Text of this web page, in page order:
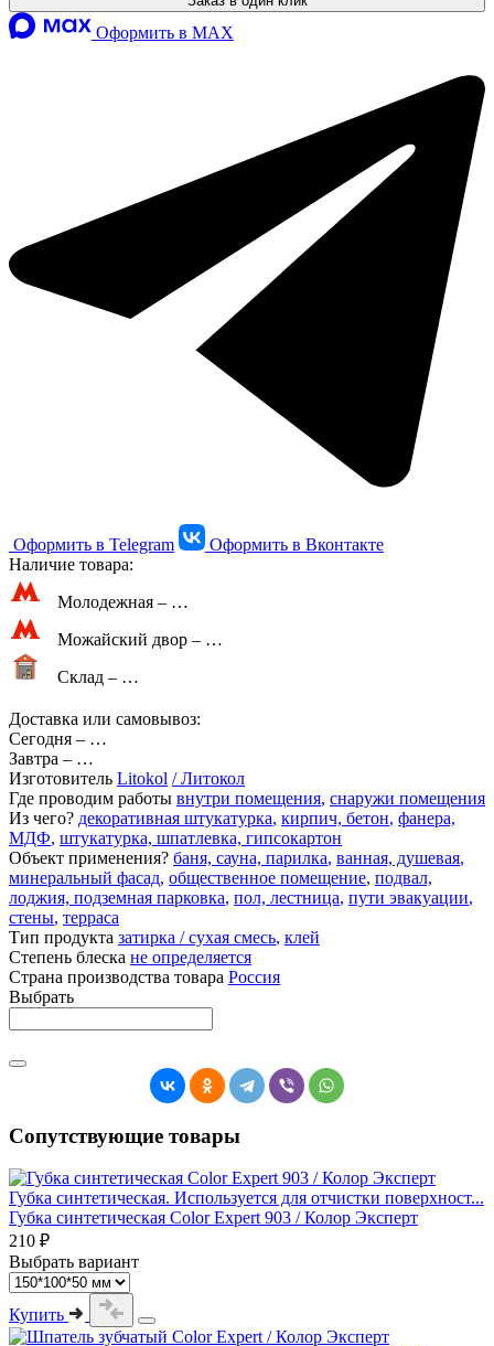
Оформить в MAX
Оформить в Telegram
Оформить в Вконтакте
Наличие товара:
Молодежная – …
Можайский двор – …
Склад – …
Доставка или самовывоз:
Сегодня – …
Завтра – …
Изготовитель Litokol / Литокол
Где проводим работы внутри помещения, снаружи помещения
Из чего? декоративная штукатурка, кирпич, бетон, фанера,
МДФ, штукатурка, шпатлевка, гипсокартон
Объект применения? баня, сауна, парилка, ванная, душевая,
минеральный фасад, общественное помещение, подвал,
лоджия, подземная парковка, пол, лестница, пути эвакуации,
стены, терраса
Тип продукта затирка / сухая смесь, клей
Степень блеска не определяется
Страна производства товара Россия
Выбрать
Сопутствующие товары
Губка синтетическая. Используется для отчистки поверхност...
Губка синтетическая Color Expert 903 / Колор Эксперт
210 ₽
Выбрать вариант
Купить